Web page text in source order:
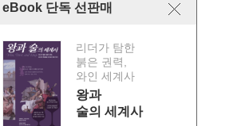
eBook 단독 선판매
리더가 탐한
붉은 권력,
와인 세계사
왕과
술의 세계사